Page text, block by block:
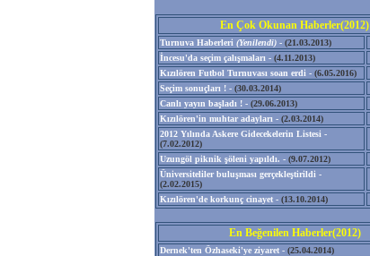
En Çok Okunan Haberler(2012)
Turnuva Haberleri (Yenilendi) - (21.03.2013)
İncesu'da seçim çalışmaları - (4.11.2013)
Kızılören Futbol Turnuvası soan erdi - (6.05.2016)
Seçim sonuçları ! - (30.03.2014)
Canlı yayın başladı ! - (29.06.2013)
Kızılören'in muhtar adayları - (2.03.2014)
2012 Yılında Askere Gidecekelerin Listesi -
(7.02.2012)
Uzungöl piknik şöleni yapıldı. - (9.07.2012)
Üniversiteliler buluşması gerçekleştirildi -
(2.02.2015)
Kızılören'de korkunç cinayet - (13.10.2014)
En Beğenilen Haberler(2012)
Dernek'ten Özhaseki'ye ziyaret - (25.04.2014)